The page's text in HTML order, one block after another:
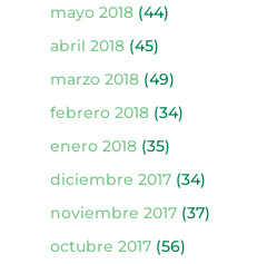
mayo 2018(44)
abril 2018(45)
marzo 2018(49)
febrero 2018(34)
enero 2018(35)
diciembre 2017(34)
noviembre 2017(37)
octubre 2017(56)